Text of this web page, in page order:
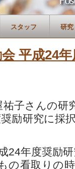
スタッフ 研究
平成24
子さんの研
励研究に採
24年度奨励
の看取りの